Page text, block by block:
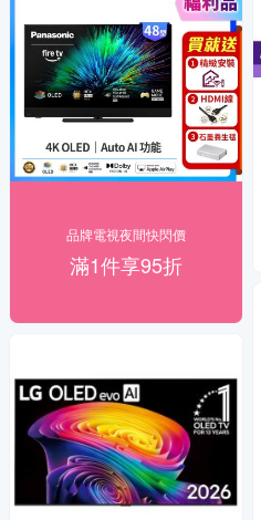
品牌電視夜間快閃價
滿1件享95折